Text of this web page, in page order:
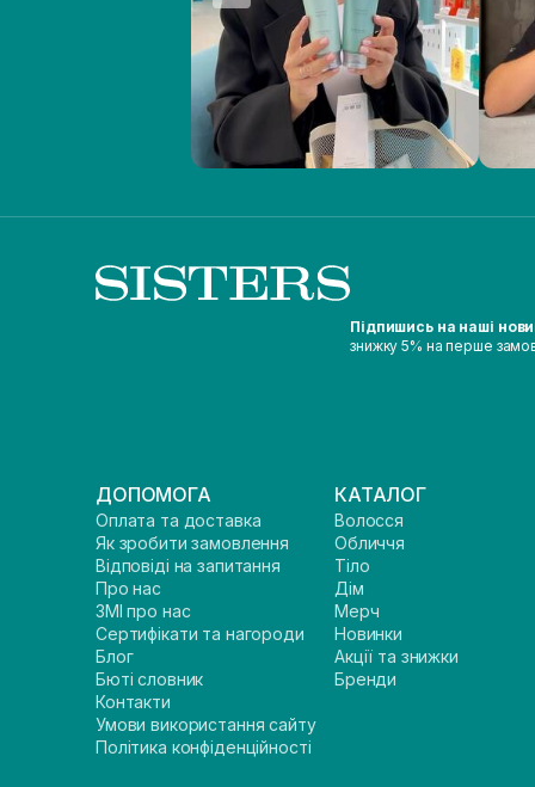
Підпишись на наші
знижку 5% на перше
ДОПОМОГА
Оплата та доставка
Як зробити замовлення
Відповіді на запитання
Про нас
ЗМІ про нас
Сертифікати та нагороди
Блог
Бюті словник
Контакти
Умови використання сайту
Політика конфіденційності
КАТАЛОГ
Волосся
Обличчя
Тіло
Дім
Мерч
Новинки
Акції та знижки
Бренди